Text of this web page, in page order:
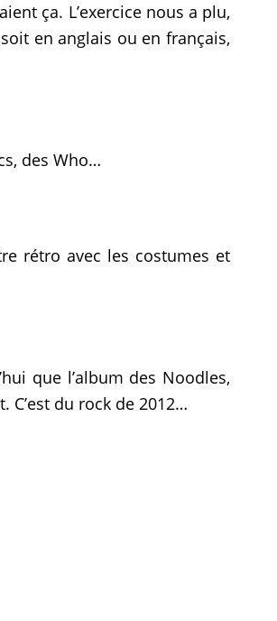
ça. L’exercice nous a plu,
en anglais ou en français,
des Who…
rétro avec les costumes et
que l’album des Noodles,
C’est du rock de 2012…